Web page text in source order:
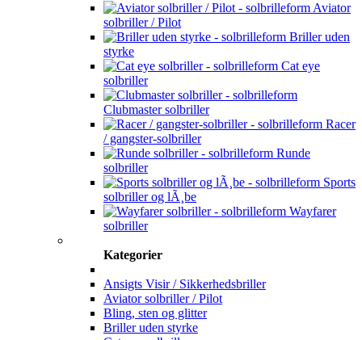
Aviator
solbriller / Pilot
Briller uden
styrke
Cat eye
solbriller
Clubmaster solbriller
Racer
/ gangster-solbriller
Runde
solbriller
Sports
solbriller og lÃ¸be
Wayfarer
solbriller
Kategorier
Ansigts Visir / Sikkerhedsbriller
Aviator solbriller / Pilot
Bling, sten og glitter
Briller uden styrke